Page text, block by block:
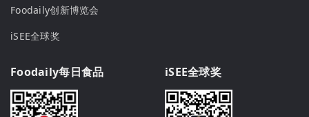
Foodaily创新博览会
iSEE全球奖
Foodaily每日食品 iSEE全球奖